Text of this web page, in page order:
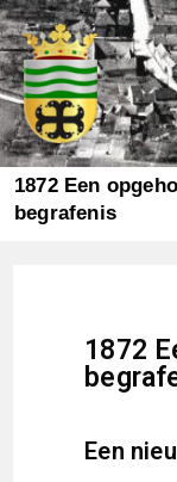
1872 Een
begrafenis
1872
Een